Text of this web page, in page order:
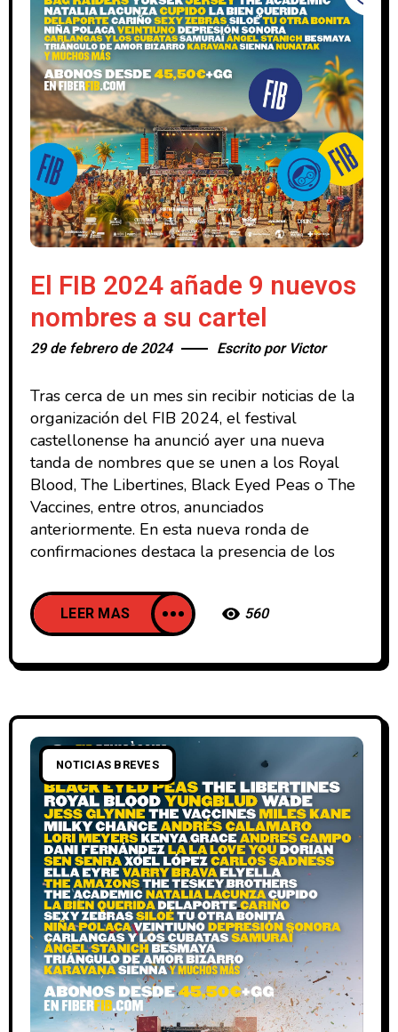
El FIB 2024 añade 9 nuevos
nombres a su cartel
29 de febrero de 2024 Escrito por Victor
Tras cerca de un mes sin recibir noticias de la
organización del FIB 2024, el festival
castellonense ha anunció ayer una nueva
tanda de nombres que se unen a los Royal
Blood, The Libertines, Black Eyed Peas o The
Vaccines, entre otros, anunciados
anteriormente. En esta nueva ronda de
confirmaciones destaca la presencia de los
LEER MAS 560
NOTICIAS BREVES